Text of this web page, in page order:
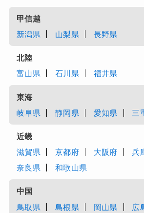
甲信越
新潟県
山梨県 長野県
北陸
富山県
石川県 福井県
東海
岐阜県
静岡県 愛知県 三
近畿
滋賀県
京都府 大阪府
兵
奈良県
和歌山県
中国
鳥取県
島根県 岡山県 広